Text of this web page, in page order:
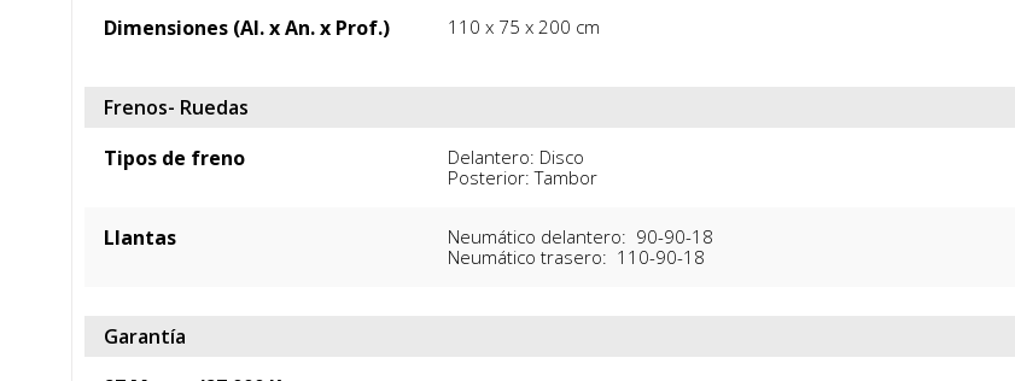
Dimensiones (Al. x An. x Prof.)
110 x 75 x 200 cm
Frenos- Ruedas
Tipos de freno
Delantero: Disco
Posterior: Tambor
Llantas
Neumático delantero:  90-90-18
Neumático trasero:  110-90-18
Garantía